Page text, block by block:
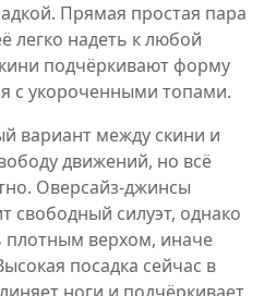
Прямая простая пара
легко надеть к любой
подчёркивают форму
с укороченными топами.
вариант между скини и
движений, но всё
Оверсайз‑джинсы
свободный силуэт, однако
плотным верхом, иначе
посадка сейчас в